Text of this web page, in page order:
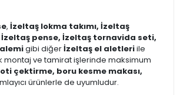
, İzeltaş lokma takımı, İzeltaş
İzeltaş pense, İzeltaş tornavida seti,
gibi diğerİzeltaş el aletleriile
montaj ve tamirat işlerinde maksimum
çektirme, boru kesme makası,
ürünlerle de uyumludur.